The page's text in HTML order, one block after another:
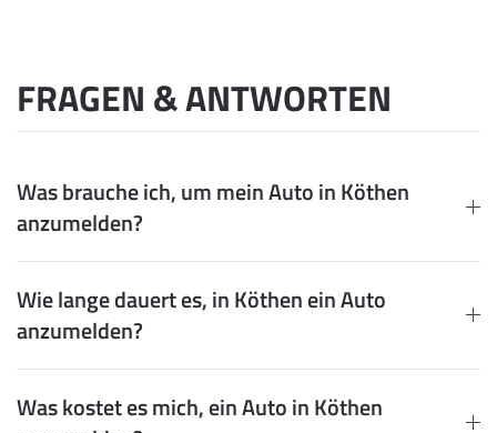
FRAGEN & ANTWORTEN
Was brauche ich, um mein Auto in Köthen
anzumelden?
Wie lange dauert es, in Köthen ein Auto
anzumelden?
Was kostet es mich, ein Auto in Köthen